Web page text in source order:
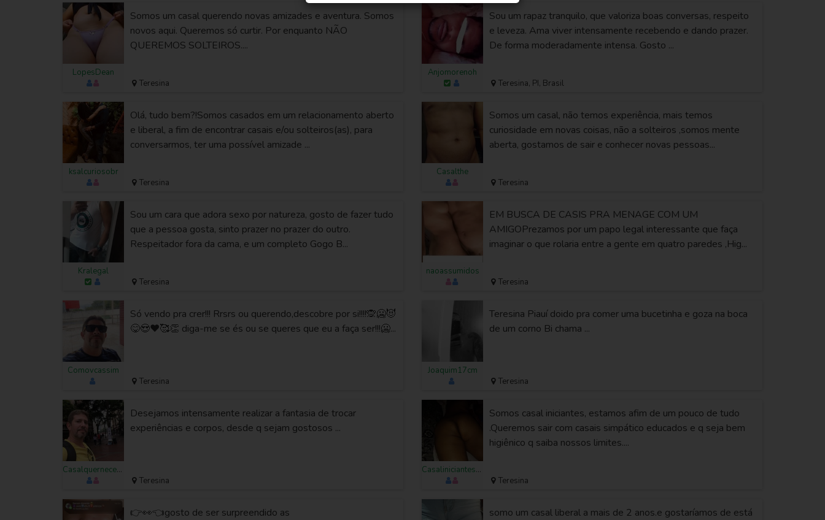
LopesDean
Somos um casal querendo novas amizades e aventura. Somos
novos aqui. Queremos só curtir. Por enquanto NÃO
QUEREMOS SOLTEIROS....
Teresina
Anjomorenoh
Sou um rapaz tranquilo, que valoriza boas conversas, respeito
e leveza. Ama viver intensamente recebendo e dando prazer.
De forma moderadamente intensa. Gosto ...
Teresina, PI, Brasil
ksalcuriosobr
Olá, tudo bem?!Somos casados em um relacionamento aberto
e liberal, a fim de encontrar casais e/ou solteiros(as), para
conversarmos, ter uma possível amizade ...
Teresina
Casalthe
Somos um casal, não temos experiência, mais temos
curiosidade em novas coisas, não a solteiros ,somos mente
aberta, gostamos de sair e conhecer novas pessoas...
Teresina
Kralegal
Sou um cara que adora sexo por natureza, gosto de fazer tudo
que a pessoa gosta, sinto prazer no prazer do outro.
Respeitador fora da cama, e um completo Gogo B...
Teresina
naoassumidos
EM BUSCA DE CASIS PRA MENAGE COM UM
AMIGOPrezamos por um papo legal interessante que faça
imaginar o que rolaria entre a gente em quatro paredes ,Hig...
Teresina
Comovcassim
Só vendo pra crer!!! Rrsrs ou querendo,descobre por si!!!!🙊🥶😈
😋😍❤️🥰👏 diga-me se és ou se queres que eu a faça ser!!!🥶...
Teresina
Joaquim17cm
Teresina Piauí doido pra comer uma bucetinha e goza na boca
de um corno Bi chama ...
Teresina
Casalquernecessitado
Desejamos intensamente realizar a fantasia de trocar
experiências e corpos, desde q sejam gostosos ...
Teresina
Casaliniciantes25
Somos casal iniciantes, estamos afim de um pouco de tudo
.Queremos sair com casais simpático educados e q seja bem
higiênico q saiba nossos limites....
Teresina
👉👀👈gosto de ser surpreendido as
somo um casal liberal a mais de 2 anos.e gostaríamos de está